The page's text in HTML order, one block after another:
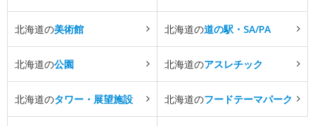
北海道の美術館 北海道の道の駅・SA/PA
北海道の公園 北海道のアスレチック
北海道のタワー・展望施設 北海道のフードテーマパーク